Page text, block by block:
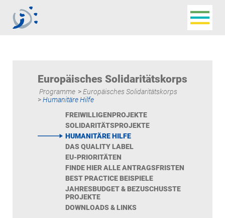
Europäisches Solidaritätskorps
Programme >Europäisches Solidaritätskorps
>Humanitäre Hilfe
FREIWILLIGENPROJEKTE
SOLIDARITÄTSPROJEKTE
HUMANITÄRE HILFE
DAS QUALITY LABEL
EU-PRIORITÄTEN
FINDE HIER ALLE ANTRAGSFRISTEN
BEST PRACTICE BEISPIELE
JAHRESBUDGET & BEZUSCHUSSTE
PROJEKTE
DOWNLOADS & LINKS